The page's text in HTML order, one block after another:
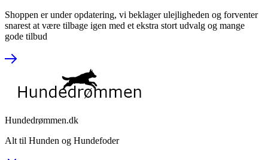
Shoppen er under opdatering, vi beklager ulejligheden og forventer
snarest at være tilbage igen med et ekstra stort udvalg og mange
gode tilbud
Hundedrømmen.dk
Alt til Hunden og Hundefoder